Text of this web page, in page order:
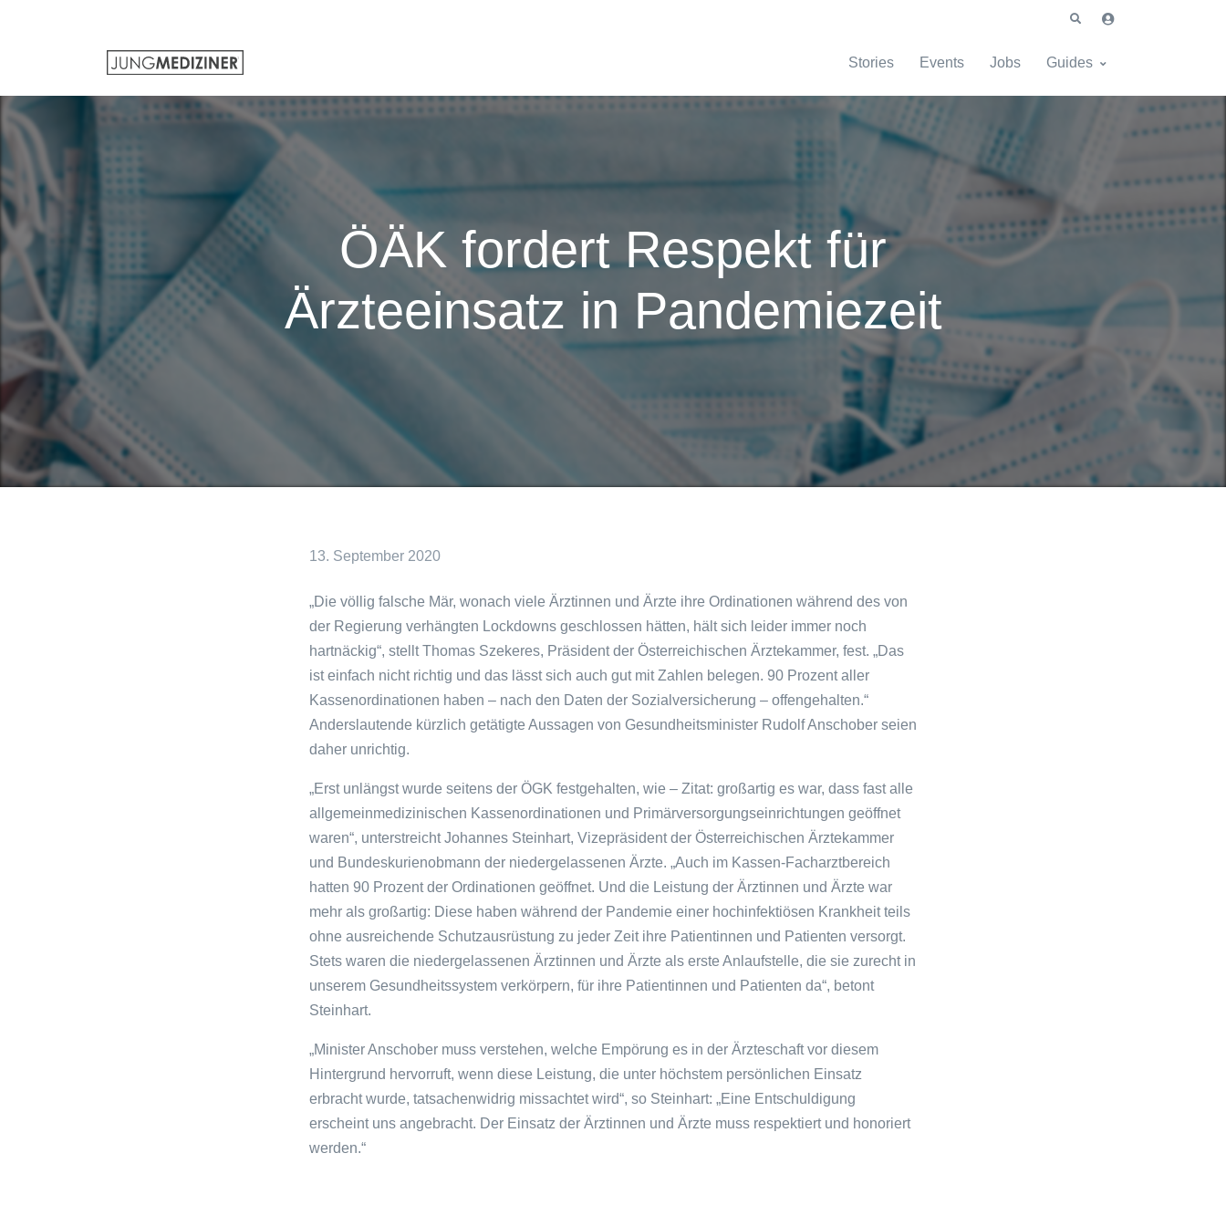
Stories Events Jobs Guides
ÖÄK fordert Respekt für
Ärzteeinsatz in Pandemiezeit
13. September 2020
„Die völlig falsche Mär, wonach viele Ärztinnen und Ärzte ihre Ordinationen während des von
der Regierung verhängten Lockdowns geschlossen hätten, hält sich leider immer noch
hartnäckig“, stellt Thomas Szekeres, Präsident der Österreichischen Ärztekammer, fest. „Das
ist einfach nicht richtig und das lässt sich auch gut mit Zahlen belegen. 90 Prozent aller
Kassenordinationen haben – nach den Daten der Sozialversicherung – offengehalten.“
Anderslautende kürzlich getätigte Aussagen von Gesundheitsminister Rudolf Anschober seien
daher unrichtig.
„Erst unlängst wurde seitens der ÖGK festgehalten, wie – Zitat: großartig es war, dass fast alle
allgemeinmedizinischen Kassenordinationen und Primärversorgungseinrichtungen geöffnet
waren“, unterstreicht Johannes Steinhart, Vizepräsident der Österreichischen Ärztekammer
und Bundeskurienobmann der niedergelassenen Ärzte. „Auch im Kassen-Facharztbereich
hatten 90 Prozent der Ordinationen geöffnet. Und die Leistung der Ärztinnen und Ärzte war
mehr als großartig: Diese haben während der Pandemie einer hochinfektiösen Krankheit teils
ohne ausreichende Schutzausrüstung zu jeder Zeit ihre Patientinnen und Patienten versorgt.
Stets waren die niedergelassenen Ärztinnen und Ärzte als erste Anlaufstelle, die sie zurecht in
unserem Gesundheitssystem verkörpern, für ihre Patientinnen und Patienten da“, betont
Steinhart.
„Minister Anschober muss verstehen, welche Empörung es in der Ärzteschaft vor diesem
Hintergrund hervorruft, wenn diese Leistung, die unter höchstem persönlichen Einsatz
erbracht wurde, tatsachenwidrig missachtet wird“, so Steinhart: „Eine Entschuldigung
erscheint uns angebracht. Der Einsatz der Ärztinnen und Ärzte muss respektiert und honoriert
werden.“